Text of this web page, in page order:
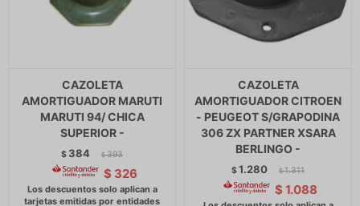
CAZOLETA
AMORTIGUADOR MARUTI
MARUTI 94/ CHICA
SUPERIOR -
$ 384 $ 393
$ 326
CAZOLETA
AMORTIGUADOR CITROEN
- PEUGEOT S/GRAPODINA
306 ZX PARTNER XSARA
BERLINGO -
$1.280 $ 1.311
$ 1.088